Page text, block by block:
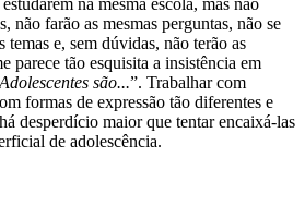
na mesma escola, mas não
não farão as mesmas perguntas, não se
temas e, sem dúvidas, não terão as
parece tão esquisita a insistência em
Adolescentes são...”. Trabalhar com
formas de expressão tão diferentes e
desperdício maior que tentar encaixá-las
de adolescência.